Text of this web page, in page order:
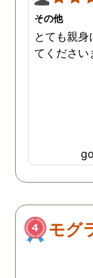
その他
とても親身
てください
モグ